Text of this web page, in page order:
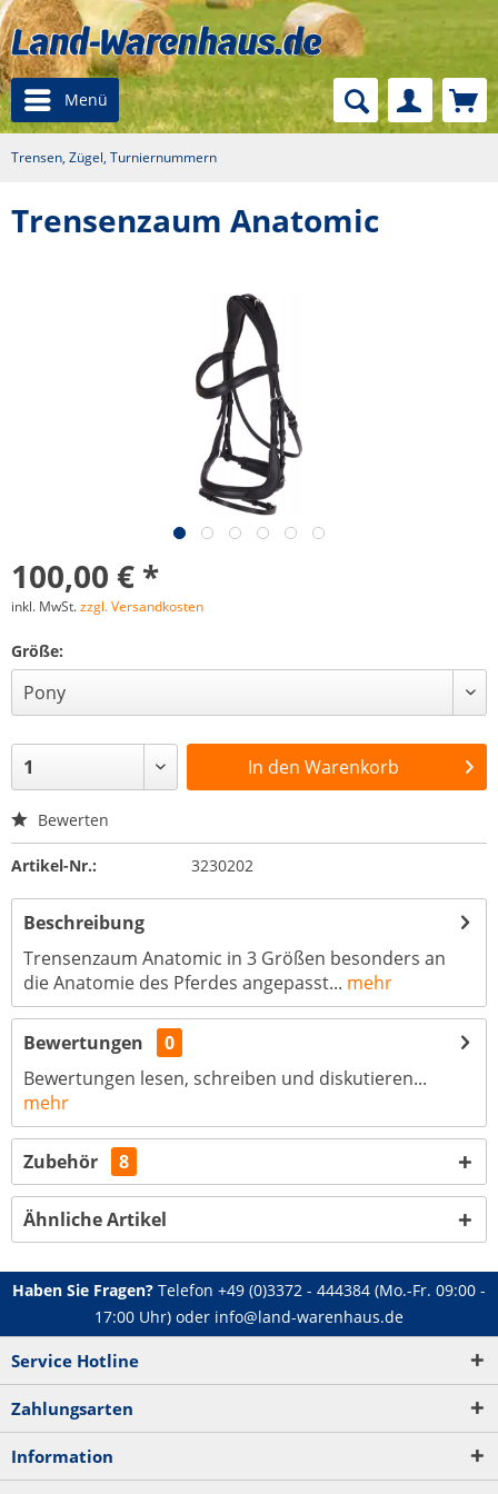
Menü
Trensen, Zügel, Turniernummern
Trensenzaum Anatomic
100,00 € *
inkl. MwSt.zzgl. Versandkosten
Größe:
In den Warenkorb
Bewerten
Artikel-Nr.: 3230202
Beschreibung
Trensenzaum Anatomic in 3 Größen besonders an
die Anatomie des Pferdes angepasst... mehr
Bewertungen
0
Bewertungen lesen, schreiben und diskutieren...
mehr
Zubehör 8
Ähnliche Artikel
Haben Sie Fragen? Telefon +49 (0)3372 - 444384 (Mo.-Fr. 09:00 -
17:00 Uhr) oder info@land-warenhaus.de
Service Hotline
Zahlungsarten
Information